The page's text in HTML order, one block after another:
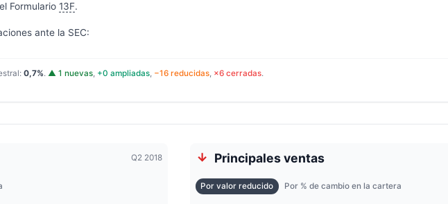
Formulario 13F.
ante la SEC:
0,7%. ▲ 1 nuevas, +0 ampliadas, −16 reducidas, ×6 cerradas.
Q2 2018 Principales ventas
Por valor reducido Por % de cambio en la cartera